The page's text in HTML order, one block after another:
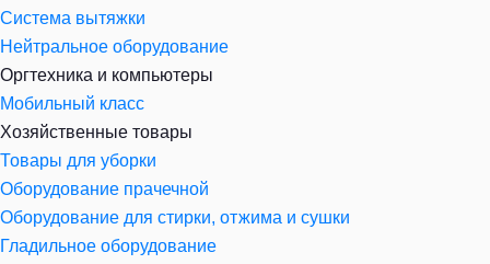
Система вытяжки
Нейтральное оборудование
Оргтехника и компьютеры
Мобильный класс
Хозяйственные товары
Товары для уборки
Оборудование прачечной
Оборудование для стирки, отжима и сушки
Гладильное оборудование